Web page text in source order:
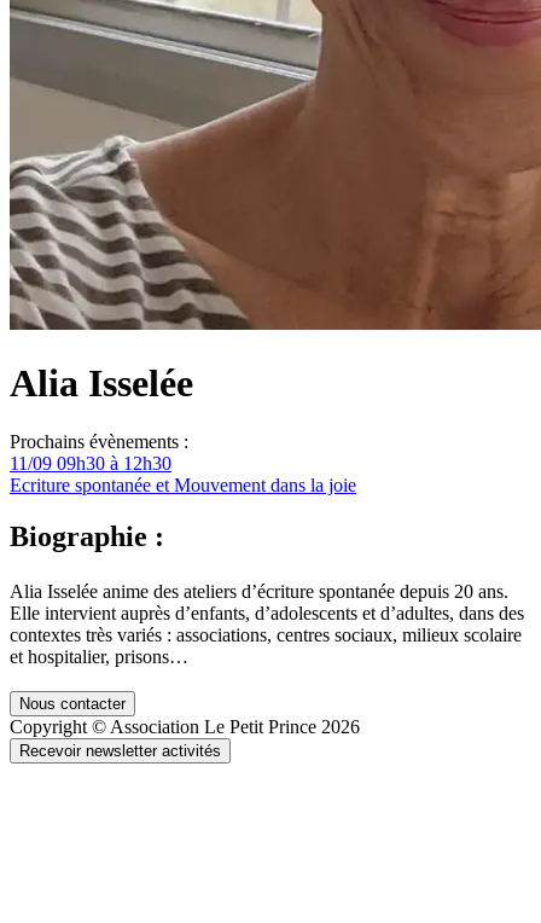
Alia Isselée
Prochains évènements :
11/09 09h30 à 12h30
Ecriture spontanée et Mouvement dans la joie
Biographie :
Alia Isselée anime des ateliers d’écriture spontanée depuis 20 ans.
Elle intervient auprès d’enfants, d’adolescents et d’adultes, dans des
contextes très variés : associations, centres sociaux, milieux scolaire
et hospitalier, prisons…
Nous contacter
Copyright © Association Le Petit Prince 2026
Recevoir newsletter activités